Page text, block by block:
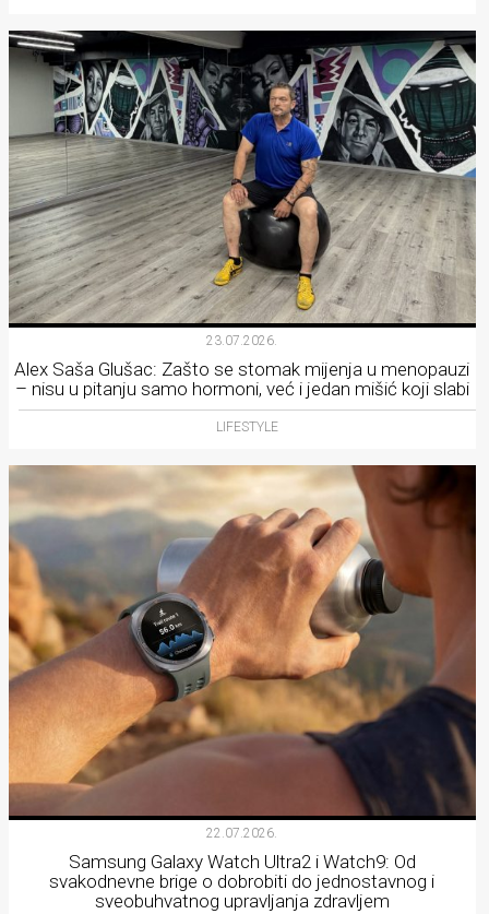
23.07.2026.
Alex Saša Glušac: Zašto se stomak mijenja u menopauzi
– nisu u pitanju samo hormoni, već i jedan mišić koji slabi
LIFESTYLE
22.07.2026.
Samsung Galaxy Watch Ultra2 i Watch9: Od
svakodnevne brige o dobrobiti do jednostavnog i
sveobuhvatnog upravljanja zdravljem